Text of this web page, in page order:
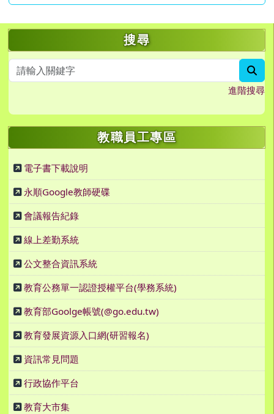
左邊區域內容 搜尋
進階搜尋
教職員工專區
電子書下載說明
永順Google教師硬碟
會議報告紀錄
線上差勤系統
公文整合資訊系統
教育公務單一認證授權平台(學務系統)
教育部Goolge帳號(@go.edu.tw)
教育發展資源入口網(研習報名)
資訊常見問題
行政協作平台
教育大市集